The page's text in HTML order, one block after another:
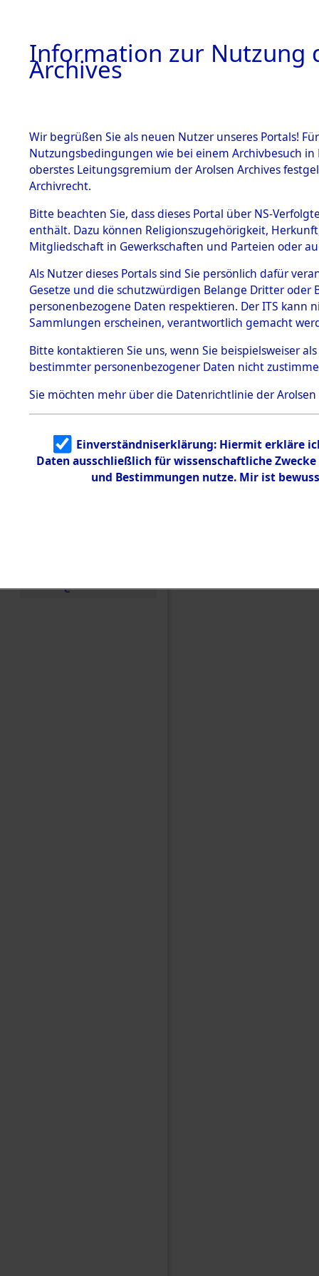
BESTÄNDE
1.
mente
5. Verschiedenes
5.3
Todesmärsche
5.3.1 Alliierte
Erhebungen
zu
Todesmärsch
en
5.3.2
Identifizierun
g
5.3.3
Todesmärsch
e
Aktion
→0172
Information zur Nutzung
Archives
Wir begrüßen Sie als neuen Nutzer unseres Portals!
Nutzungsbedingungen wie bei einem Archivbesuch
oberstes Leitungsgremium der Arolsen Archives
Archivrecht.
Bitte beachten Sie, dass dieses Portal über NS-
enthält. Dazu können Religionszugehörigkeit,
Mitgliedschaft in Gewerkschaften und Parteien oder
Als Nutzer dieses Portals sind Sie persönlich dafür
Gesetze und die schutzwürdigen Belange Dritter
personenbezogene Daten respektieren. Der ITS
Sammlungen erscheinen, verantwortlich gemacht
Bitte kontaktieren Sie uns, wenn Sie beispielsweiser
bestimmter personenbezogener Daten nicht
Sie möchten mehr über die Datenrichtlinie der Arolsen
Einverständniserklärung: Hiermit erkläre
Daten ausschließlich für wissenschaftliche
und Bestimmungen nutze. Mir ist